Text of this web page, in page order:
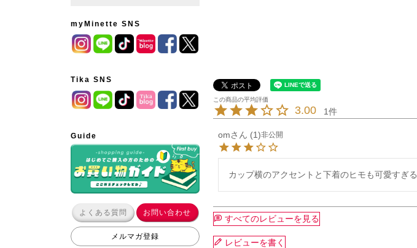
myMinette SNS
Tika SNS
Guide
よくある質問 お問い合わせ
メルマガ登録
3.00 1
om 1 非公開
カップ横のアクセントと下着のヒモも可愛すぎる
すべてのレビューを見る
レビューを書く